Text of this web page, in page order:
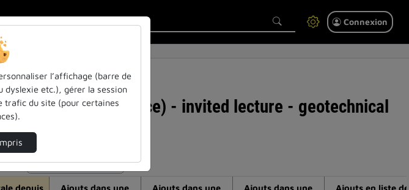
Connexion
bachy group, france) - invited lecture - geotechnical
depuis
Ajouts dans une
Ajouts dans une
Ajouts dans une
Ajouts en liste de
l’affichage (barre de
dyslexie etc.), gérer la session
trafic du site (pour certaines